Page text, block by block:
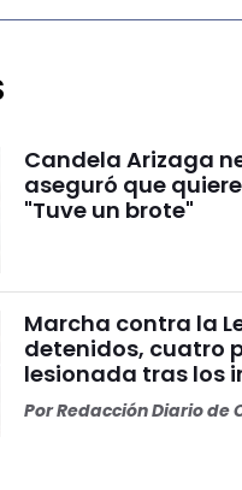
Candela Arizaga
aseguró que
"Tuve un brote"
Marcha contra la
detenidos, cuatro
lesionada tras los
PorRedacción Diario de